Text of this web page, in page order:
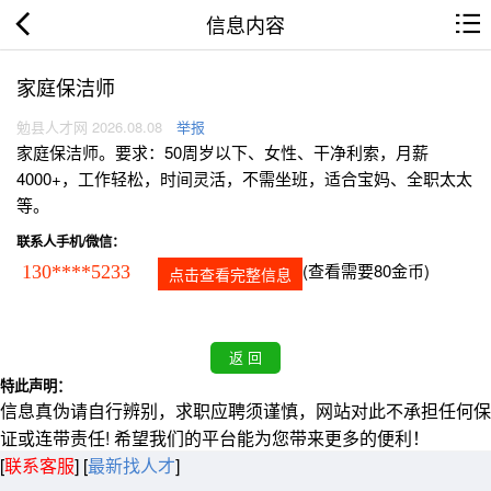
信息内容
家庭保洁师
勉县人才网 2026.08.08 举报
家庭保洁师。要求：50周岁以下、女性、干净利索，月薪
4000+，工作轻松，时间灵活，不需坐班，适合宝妈、全职太太
等。
联系人手机/微信：
130****5233 点击查看完整信息 (查看需要80金币)
特此声明：
信息真伪请自行辨别，求职应聘须谨慎，网站对此不承担任何保
证或连带责任! 希望我们的平台能为您带来更多的便利！
[联系客服] [最新找人才]